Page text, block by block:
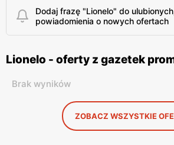
Dodaj frazę "Lionelo" do
powiadomienia o nowych ofertach
Lionelo - oferty z gazetek
Brak wyników
ZOBACZ WSZYSTKIE